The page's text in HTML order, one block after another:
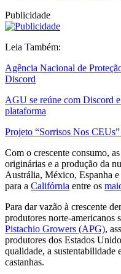
Publicidade
Leia Também:
Agência Nacional de
Discord
AGU se reúne com Discord
plataforma
Projeto “Sorrisos Nos
Com o crescente consumo,
originárias e a produção da
Austrália, México, Espanha
para a Califórnia entre os
Para dar vazão à crescente
produtores norte-americanos
Pistachio Growers (APG),
produtores dos Estados
qualidade, a sustentabilidade
castanhas.